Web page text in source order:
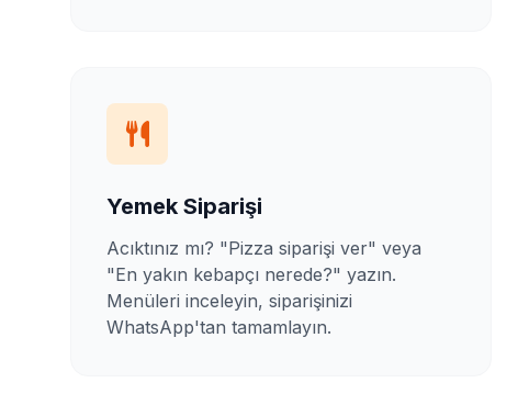
Yemek Siparişi
Acıktınız mı? "Pizza siparişi ver" veya
"En yakın kebapçı nerede?" yazın.
Menüleri inceleyin, siparişinizi
WhatsApp'tan tamamlayın.